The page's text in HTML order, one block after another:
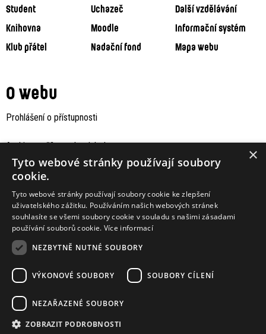
Student
Uchazeč
Další vzdělávání
Knihovna
Moodle
Informační systém
Klub přátel
Nadační fond Mapa webu
O webu
Prohlášení o přístupnosti
Archiv staršího webu Jaboku
Podporují nás
×
Tyto webové stránky používají soubory
cookie.
Tyto webové stránky používají soubory cookie ke zlepšení
uživatelského zážitku. Používáním našich webových stránek
souhlasíte se všemi soubory cookie v souladu s našimi zásadami
používání souborů cookie. Více informací
NEZBYTNĚ NUTNÉ SOUBORY
VÝKONOVÉ SOUBORY SOUBORY CÍLENÍ
NEZAŘAZENÉ SOUBORY
ZOBRAZIT PODROBNOSTI